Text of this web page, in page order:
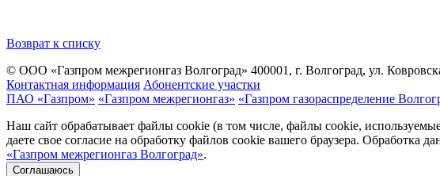
Возврат к списку
© ООО «Газпром межрегионгаз Волгоград» 400001, г. Волгоград, ул.
Контактная информация Абонентские участки
ПАО «Газпром» «Газпром межрегионгаз» «Газпром газораспределение
Наш сайт обрабатывает файлы cookie (в том числе, файлы cookie,
даете свое согласие на обработку файлов cookie вашего браузера. Обработка
«Газпром межрегионгаз Волгоград».
Соглашаюсь